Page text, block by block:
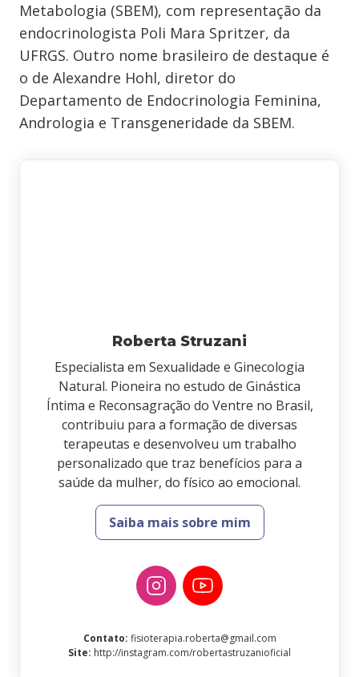
Metabologia (SBEM), com representação da
endocrinologista Poli Mara Spritzer, da
UFRGS. Outro nome brasileiro de destaque é
o de Alexandre Hohl, diretor do
Departamento de Endocrinologia Feminina,
Andrologia e Transgeneridade da SBEM.
Roberta Struzani
Especialista em Sexualidade e Ginecologia
Natural. Pioneira no estudo de Ginástica
Íntima e Reconsagração do Ventre no Brasil,
contribuiu para a formação de diversas
terapeutas e desenvolveu um trabalho
personalizado que traz benefícios para a
saúde da mulher, do físico ao emocional.
Saiba mais sobre mim
Contato: fisioterapia.roberta@gmail.com
Site: http://instagram.com/robertastruzanioficial